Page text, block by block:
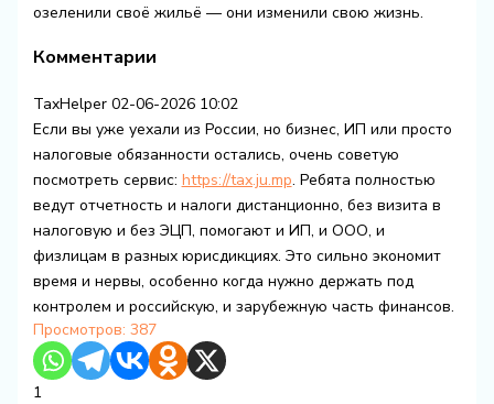
озеленили своё жильё — они изменили свою жизнь.
Комментарии
TaxHelper 02-06-2026 10:02
Если вы уже уехали из России, но бизнес, ИП или просто
налоговые обязанности остались, очень советую
посмотреть сервис: https://tax.ju.mp. Ребята полностью
ведут отчетность и налоги дистанционно, без визита в
налоговую и без ЭЦП, помогают и ИП, и ООО, и
физлицам в разных юрисдикциях. Это сильно экономит
время и нервы, особенно когда нужно держать под
контролем и российскую, и зарубежную часть финансов.
Просмотров: 387
1